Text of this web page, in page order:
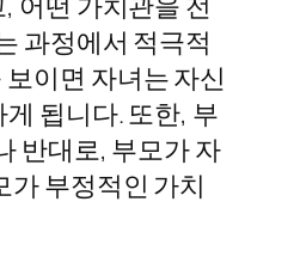
과정에서 적극적
이면 자녀는 자신
됩니다. 또한, 부
반대로, 부모가 자
부정적인 가치